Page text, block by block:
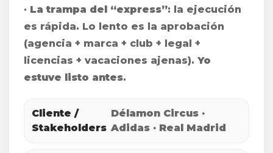
· La trampa del “express”: la ejecución
es rápida. Lo lento es la aprobación
(agencia + marca + club + legal +
licencias + vacaciones ajenas). Yo
estuve listo antes.
Cliente /
Stakeholders
Délamon Circus ·
Adidas · Real Madrid